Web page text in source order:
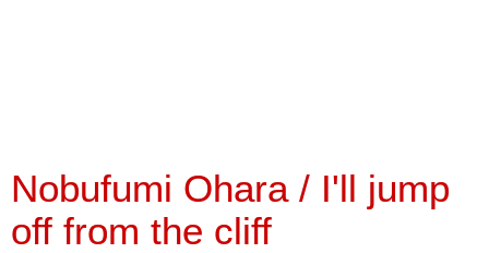
Nobufumi Ohara / I'll jump
off from the cliff